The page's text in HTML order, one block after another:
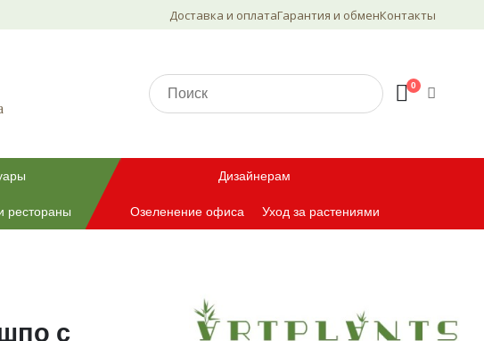
Доставка и оплатаГарантия и обменКонтакты
0
Озеленение офиса Уход за растениями
Дизайнерам
рестораны
с